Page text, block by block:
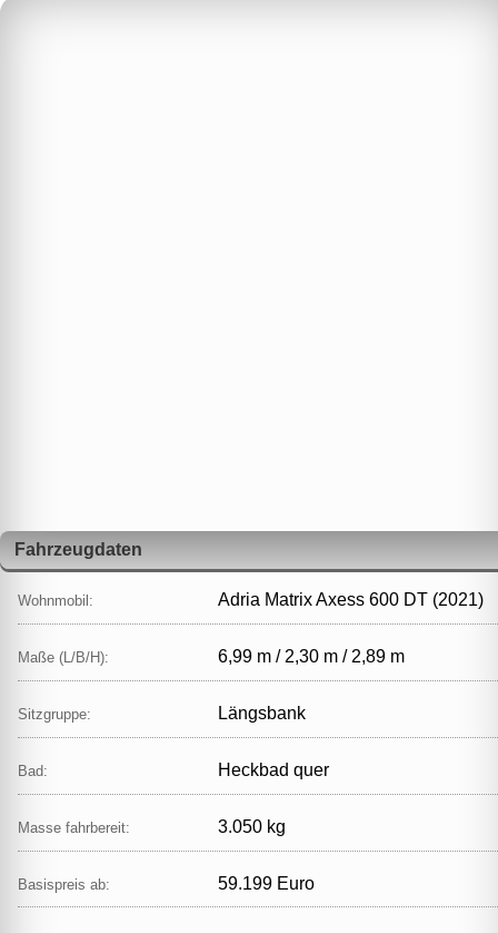
Fahrzeugdaten
Wohnmobil: Adria Matrix Axess 600 DT (2021)
Maße (L/B/H): 6,99 m / 2,30 m / 2,89 m
Sitzgruppe: Längsbank
Bad: Heckbad quer
Masse fahrbereit: 3.050 kg
Basispreis ab: 59.199 Euro